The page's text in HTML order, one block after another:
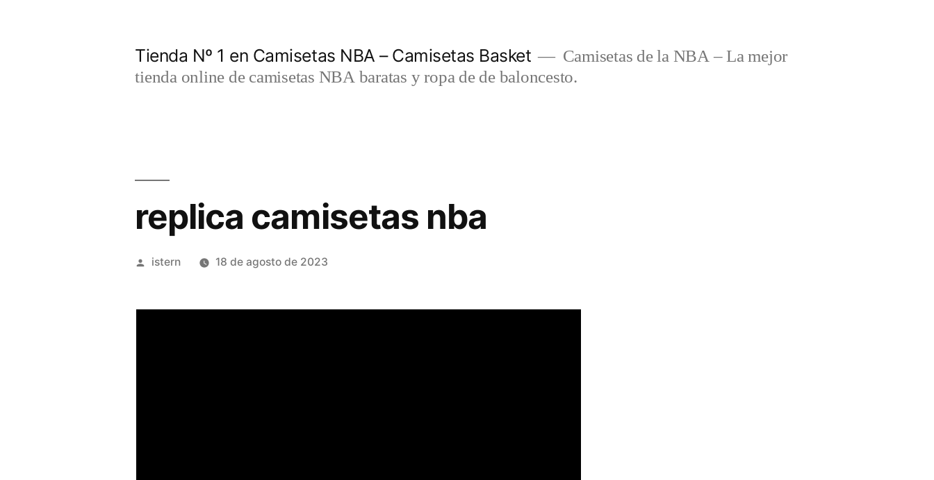
Tienda Nº 1 en Camisetas NBA – Camisetas Basket
Camisetas de la NBA – La mejor
tienda online de camisetas NBA baratas y ropa de de baloncesto.
replica camisetas nba
Publicado
istern 18 de agosto de 2023